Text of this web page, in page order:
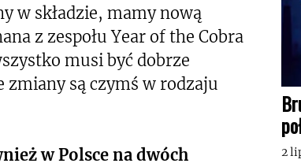
w składzie, mamy nową
z zespołu Year of the Cobra
musi być dobrze
są czymś w rodzaju
w Polsce na dwóch
2